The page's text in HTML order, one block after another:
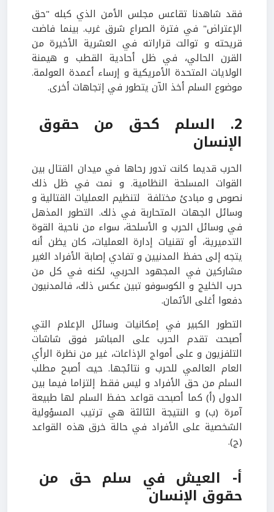
فقد شاهدنا تقاعس مجلس الأمن الذي كبله "حق
الإعتراض" في فترة الصراع شرق غرب. بينما فاضت
قريحته و توالت قراراته في العشرية الأخيرة من
القرن الحالي، في ظل أحادية القطب و هيمنة
الولايات المتحدة الأمريكية و إرساء أعمدة العولمة.
موضوع السلم أخذ الآن يتطور في إتجاهات أخرى.
2. السلم كحق من حقوق
الإنسان
الحرب قديما كانت تدور رحاها في ميدان القتال بين
القوات المسلحة النظامية. و نمت في ظل ذلك
نصوص و مبادئ مختلفة لتنظيم العمليات القتالية و
وسائل الجهات المتحاربة في ذلك. التطور المذهل
في وسائل الحرب و الأسلحة، سواء من ناحية القوة
التدميرية، أو تقنيات إدارة العمليات، كان يظن أنه
يتجه إلى حفظ المدنيين و تفادي إصابة الأفراد الغير
مشاركين في المجهود الحربي، لكنه في كل من
حرب الخليج و الكوسوفو تبين عكس ذلك، فالمدنيون
دفعوا أغلى الأثمان.
التطور الكبير في إمكانيات وسائل الإعلام التي
أصبحت تقدم الحرب على المباشر فوق شاشات
التلفزيون و على أمواج الإذاعات، غير من نظرة الرأي
العام العالمي للحرب و نتائجها. حيث أصبح مطلب
السلم من حق الأفراد و ليس فقط إلتزاما فيما بين
الدول (أ) كما أصبحت قواعد حفظ السلم لها طبيعة
آمرة (ب) و النتيجة الثالثة هي ترتيب المسؤولية
الشخصية على الأفراد في حالة خرق هذه القواعد
(ج).
أ- العيش في سلم حق من
حقوق الإنسان